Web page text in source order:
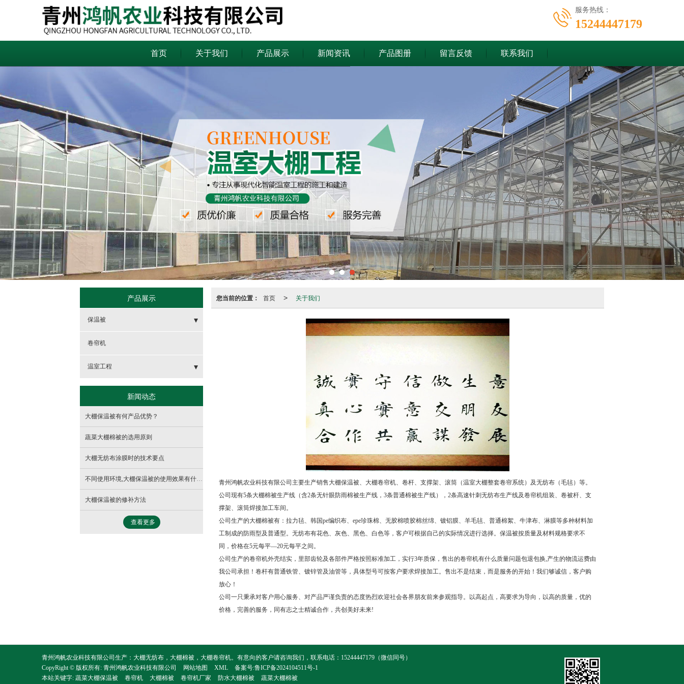
服务热线：
15244447179
首页 关于我们 产品展示 新闻资讯 产品图册 留言反馈 联系我们
您当前的位置： 首页 > 关于我们
青州鸿帆农业科技有限公司主要生产销售大棚保温被、大棚卷帘机、卷杆、支撑架、滚筒（温室大棚整套卷帘系统）及无纺布（毛毡）等。
公司现有5条大棚棉被生产线（含2条无针眼防雨棉被生产线，3条普通棉被生产线），2条高速针刺无纺布生产线及卷帘机组装、卷被杆、支
撑架、滚筒焊接加工车间。
公司生产的大棚棉被有：拉力毡、韩国pe编织布、epe珍珠棉、无胶棉喷胶棉丝绵、镀铝膜、羊毛毡、普通棉絮、牛津布、淋膜等多种材料加
工制成的防雨型及普通型。无纺布有花色、灰色、黑色、白色等，客户可根据自己的实际情况进行选择。保温被按质量及材料规格要求不
同，价格在5元每平—20元每平之间。
公司生产的卷帘机外壳结实，里部齿轮及各部件严格按照标准加工，实行3年质保，售出的卷帘机有什么质量问题包退包换,产生的物流运费由
我公司承担！卷杆有普通铁管、镀锌管及油管等，具体型号可按客户要求焊接加工。售出不是结束，而是服务的开始！我们够诚信，客户购
放心！
公司一只秉承对客户用心服务、对产品严谨负责的态度热烈欢迎社会各界朋友前来参观指导。以高起点，高要求为导向，以高的质量，优的
价格，完善的服务，同有志之士精诚合作，共创美好未来!
产品展示
保温被
- 棉被
- 防水型大棚棉被
卷帘机
温室工程
- 玻璃智能温室
- 冷棚春秋大棚
- 立柱温室
- 日光温室
- 冬暖式拱棚
- 阳光板温室
新闻动态
大棚保温被有何产品优势？
蔬菜大棚棉被的选用原则
大棚无纺布涂膜时的技术要点
不同使用环境,大棚保温被的使用效果有什么不同？
大棚保温被的修补方法
查看更多
青州鸿帆农业科技有限公司生产：大棚无纺布，大棚棉被，大棚卷帘机。有意向的客户请咨询我们，联系电话：15244447179（微信同号）
CopyRight © 版权所有: 青州鸿帆农业科技有限公司 网站地图 XML 备案号:鲁ICP备2024104511号-1
本站关键字: 蔬菜大棚保温被 卷帘机 大棚棉被 卷帘机厂家 防水大棚棉被 蔬菜大棚棉被